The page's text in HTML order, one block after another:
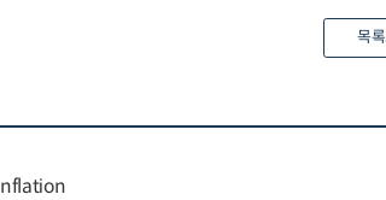
목